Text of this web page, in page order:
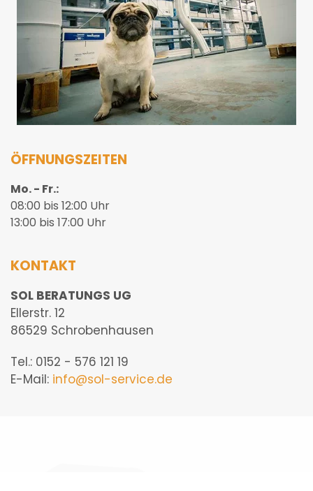
ÖFFNUNGSZEITEN
Mo. - Fr.:
08:00 bis 12:00 Uhr
13:00 bis 17:00 Uhr
KONTAKT
SOL BERATUNGS UG
Ellerstr. 12
86529 Schrobenhausen
Tel.: 0152 - 576 121 19
E-Mail: info@sol-service.de